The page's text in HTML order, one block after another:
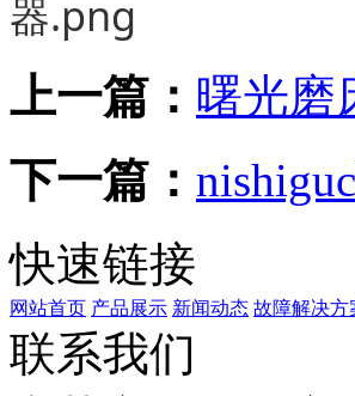
上一篇： 曙光磨
下一篇：
快速链接
网站首页 产品展示 新闻动态 故障解决方
联系我们